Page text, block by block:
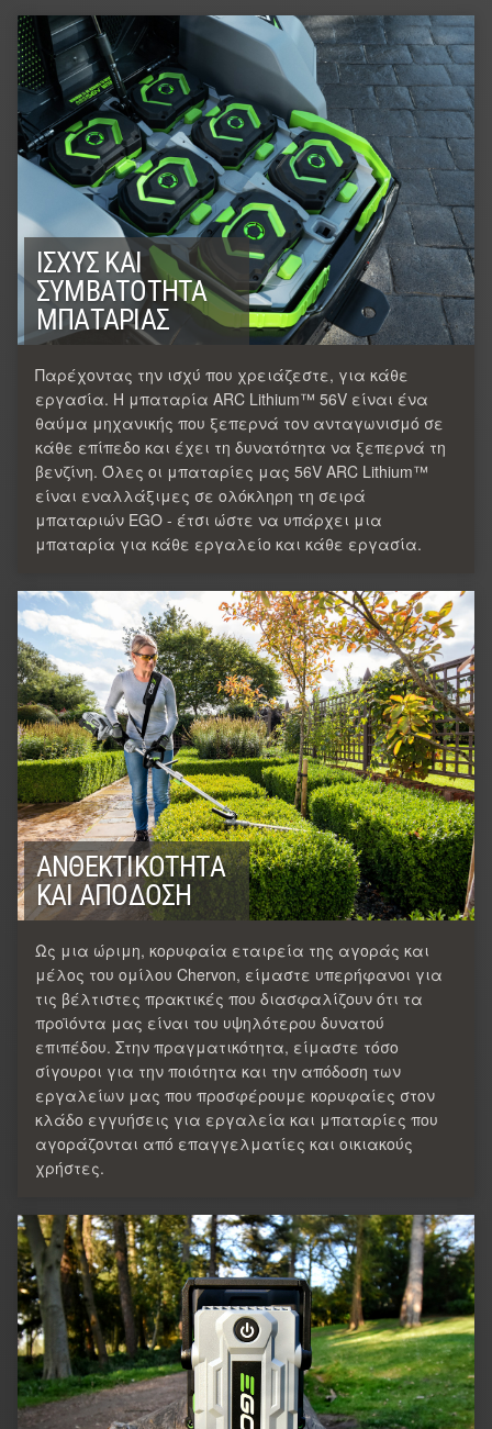
ΙΣΧΎΣ ΚΑΙ
ΣΥΜΒΑΤΌΤΗΤΑ
ΜΠΑΤΑΡΊΑΣ
Παρέχοντας την ισχύ που χρειάζεστε, για κάθε
εργασία. Η μπαταρία ARC Lithium™ 56V είναι ένα
θαύμα μηχανικής που ξεπερνά τον ανταγωνισμό σε
κάθε επίπεδο και έχει τη δυνατότητα να ξεπερνά τη
βενζίνη. Όλες οι μπαταρίες μας 56V ARC Lithium™
είναι εναλλάξιμες σε ολόκληρη τη σειρά
μπαταριών EGO - έτσι ώστε να υπάρχει μια
μπαταρία για κάθε εργαλείο και κάθε εργασία.
ΑΝΘΕΚΤΙΚΌΤΗΤΑ
ΚΑΙ ΑΠΌΔΟΣΗ
Ως μια ώριμη, κορυφαία εταιρεία της αγοράς και
μέλος του ομίλου Chervon, είμαστε υπερήφανοι για
τις βέλτιστες πρακτικές που διασφαλίζουν ότι τα
προϊόντα μας είναι του υψηλότερου δυνατού
επιπέδου. Στην πραγματικότητα, είμαστε τόσο
σίγουροι για την ποιότητα και την απόδοση των
εργαλείων μας που προσφέρουμε κορυφαίες στον
κλάδο εγγυήσεις για εργαλεία και μπαταρίες που
αγοράζονται από επαγγελματίες και οικιακούς
χρήστες.